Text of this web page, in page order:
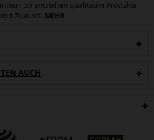
So entstehen qualitative Produkte
Zukunft. MEHR
AUCH